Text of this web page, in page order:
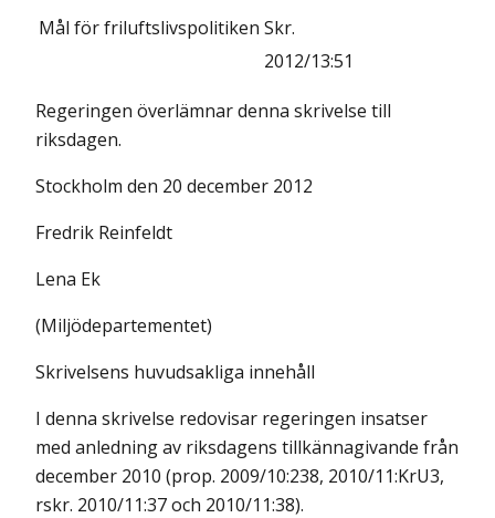
Mål för friluftslivspolitiken Skr.
2012/13:51
Regeringen överlämnar denna skrivelse till
riksdagen.
Stockholm den 20 december 2012
Fredrik Reinfeldt
Lena Ek
(Miljödepartementet)
Skrivelsens huvudsakliga innehåll
I denna skrivelse redovisar regeringen insatser
med anledning av riksdagens tillkännagivande från
december 2010 (prop. 2009/10:238, 2010/11:KrU3,
rskr. 2010/11:37 och 2010/11:38).